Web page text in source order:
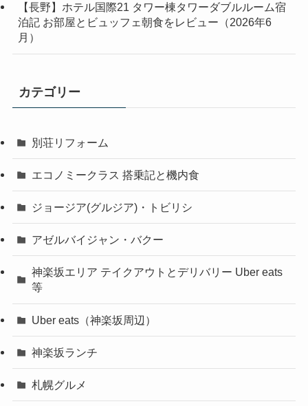
【長野】ホテル国際21 タワー棟タワーダブルルーム宿
泊記 お部屋とビュッフェ朝食をレビュー（2026年6
月）
カテゴリー
別荘リフォーム
エコノミークラス 搭乗記と機内食
ジョージア(グルジア)・トビリシ
アゼルバイジャン・バクー
神楽坂エリア テイクアウトとデリバリー Uber eats
等
Uber eats（神楽坂周辺）
神楽坂ランチ
札幌グルメ